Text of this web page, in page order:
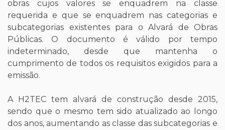
obras cujos valores se enquadrem na classe
requerida e que se enquadrem nas categorias e
subcategorias existentes para o Alvará de Obras
Públicas. O documento é válido por tempo
indeterminado, desde que mantenha o
cumprimento de todos os requisitos exigidos para a
emissão.
A H2TEC tem alvará de construção desde 2015,
sendo que o mesmo tem sido atualizado ao longo
dos anos, aumentando as classe das subcategorias e